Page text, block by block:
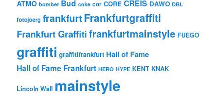
ATMO bomber Bud coke cor CORE CREIS DAWO DBL
fotojoerg frankfurtFrankfurtgraffiti
Frankfurt Graffitifrankfurtmainstyle FUEGO
graffiti graffitifrankfurt Hall of Fame
Hall of Fame Frankfurt HERO HYPE KENT KNAK
Lincoln Wall mainstyle